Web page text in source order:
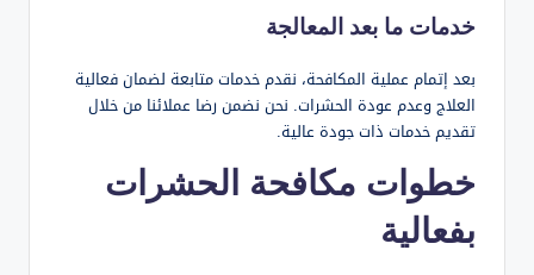
خدمات ما بعد المعالجة
بعد إتمام عملية المكافحة، نقدم خدمات متابعة لضمان فعالية
العلاج وعدم عودة الحشرات. نحن نضمن رضا عملائنا من خلال
تقديم خدمات ذات جودة عالية.
خطوات مكافحة الحشرات
بفعالية